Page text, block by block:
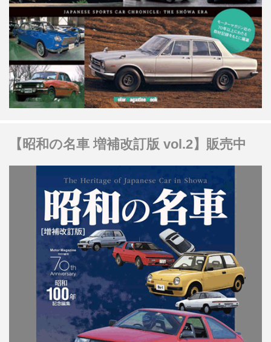
【昭和の名車 増補改訂版 vol.2】販売中